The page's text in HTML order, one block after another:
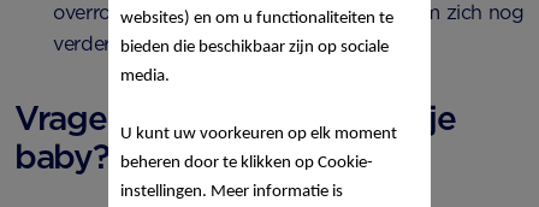
overrollen met een bal is een goed spel om zich nog
verder te ontwikkelen.
Vragen over het zitten van je
baby?
websites) en om u functionaliteiten te
bieden die beschikbaar zijn op sociale
media.
U kunt uw voorkeuren op elk moment
beheren door te klikken op Cookie-
instellingen. Meer informatie is